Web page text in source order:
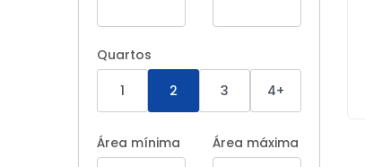
Quartos
1
2 3 4+
Área mínima Área máxima